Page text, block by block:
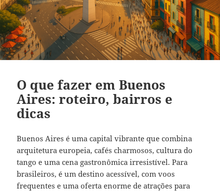
O que fazer em Buenos
Aires: roteiro, bairros e
dicas
Buenos Aires é uma capital vibrante que combina
arquitetura europeia, cafés charmosos, cultura do
tango e uma cena gastronômica irresistível. Para
brasileiros, é um destino acessível, com voos
frequentes e uma oferta enorme de atrações para